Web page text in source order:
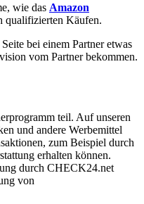
wie das Amazon
qualifizierten Käufen.
bei einem Partner etwas
vom Partner bekommen.
teil. Auf unseren
und andere Werbemittel
zum Beispiel durch
erhalten können.
durch CHECK24.net
von